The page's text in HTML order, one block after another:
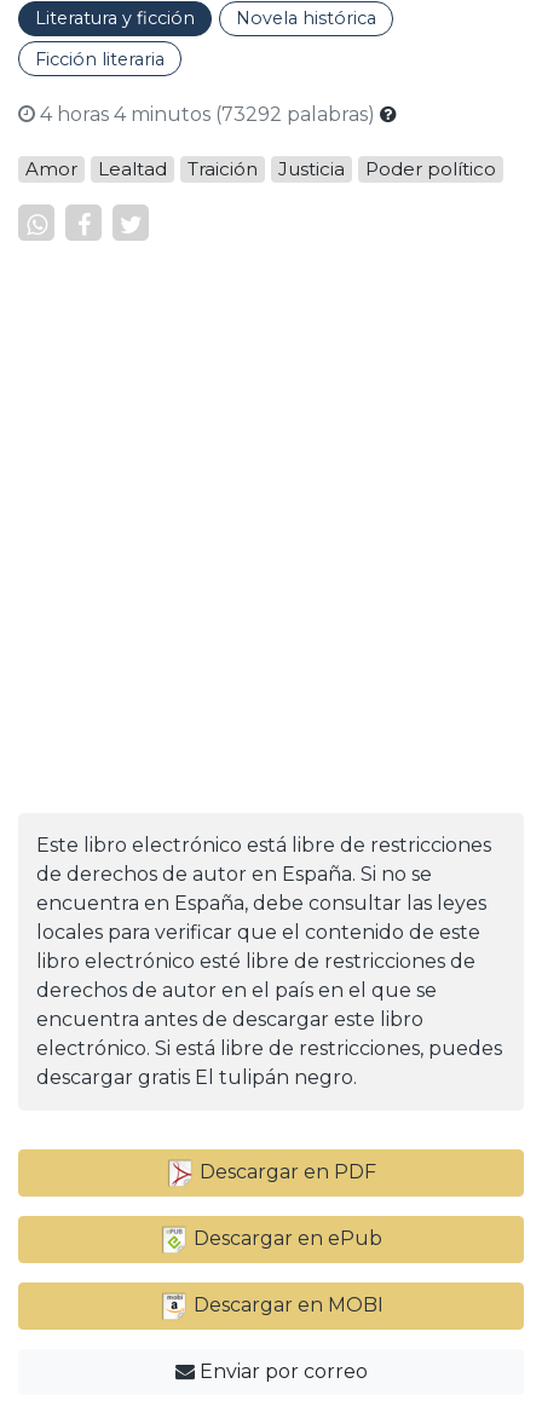
Literatura y ficción
Novela histórica
Ficción literaria
4 horas 4 minutos (73292 palabras)
Amor Lealtad Traición Justicia Poder político
Este libro electrónico está libre de restricciones
de derechos de autor en España. Si no se
encuentra en España, debe consultar las leyes
locales para verificar que el contenido de este
libro electrónico esté libre de restricciones de
derechos de autor en el país en el que se
encuentra antes de descargar este libro
electrónico. Si está libre de restricciones, puedes
descargar gratis El tulipán negro.
Descargar en PDF
Descargar en ePub
Descargar en MOBI
Enviar por correo